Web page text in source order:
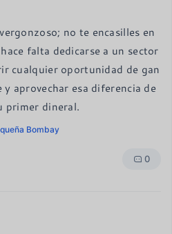
no te encasilles en
falta dedicarse a un sector
cualquier oportunidad de gan
aprovechar esa diferencia de
primer dineral.
Bombay
0